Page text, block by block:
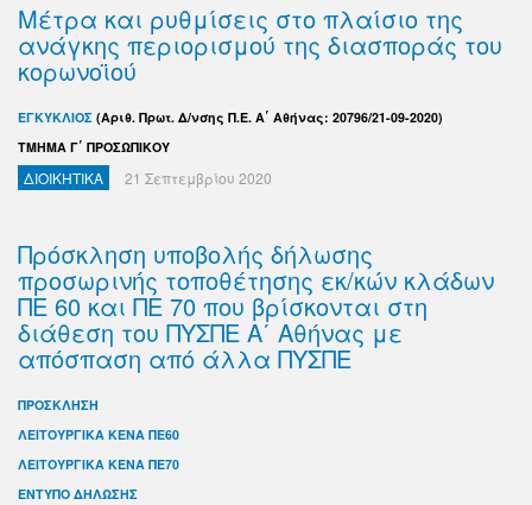
Μέτρα και ρυθμίσεις στο πλαίσιο της
ανάγκης περιορισμού της διασποράς του
κορωνοϊού
ΕΓΚΥΚΛΙΟΣ (Αριθ. Πρωτ. Δ/νσης Π.Ε. Α΄ Αθήνας: 20796/21-09-2020)
ΤΜΗΜΑ Γ΄ ΠΡΟΣΩΠΙΚΟΥ
ΔΙΟΙΚΗΤΙΚΑ 21 Σεπτεμβρίου 2020
Πρόσκληση υποβολής δήλωσης
προσωρινής τοποθέτησης εκ/κών κλάδων
ΠΕ 60 και ΠΕ 70 που βρίσκονται στη
διάθεση του ΠΥΣΠΕ Α΄ Αθήνας με
απόσπαση από άλλα ΠΥΣΠΕ
ΠΡΟΣΚΛΗΣΗ
ΛΕΙΤΟΥΡΓΙΚΑ ΚΕΝΑ ΠΕ60
ΛΕΙΤΟΥΡΓΙΚΑ ΚΕΝΑ ΠΕ70
ΕΝΤΥΠΟ ΔΗΛΩΣΗΣ